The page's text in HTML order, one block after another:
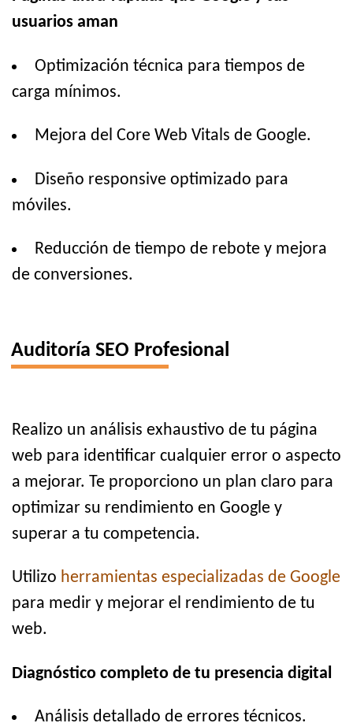
usuarios aman
Optimización técnica para tiempos de
carga mínimos.
Mejora del Core Web Vitals de Google.
Diseño responsive optimizado para
móviles.
Reducción de tiempo de rebote y mejora
de conversiones.
Auditoría SEO Profesional
Realizo un análisis exhaustivo de tu página
web para identificar cualquier error o aspecto
a mejorar. Te proporciono un plan claro para
optimizar su rendimiento en Google y
superar a tu competencia.
Utilizo herramientas especializadas de Google
para medir y mejorar el rendimiento de tu
web.
Diagnóstico completo de tu presencia digital
Análisis detallado de errores técnicos.